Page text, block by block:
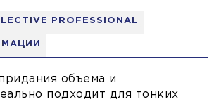
PROFESSIONAL
объема и
подходит для тонких